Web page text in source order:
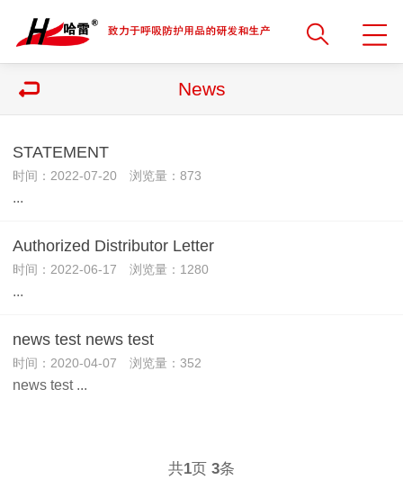
News
STATEMENT
时间：2022-07-20 浏览量：873
...
Authorized Distributor Letter
时间：2022-06-17 浏览量：1280
...
news test news test
时间：2020-04-07 浏览量：352
news test ...
共1页 3条